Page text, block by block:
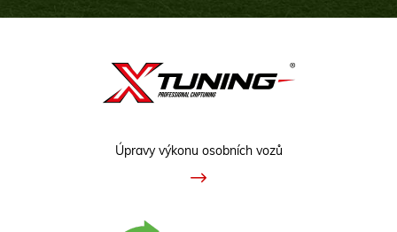
Úpravy výkonu osobních vozů